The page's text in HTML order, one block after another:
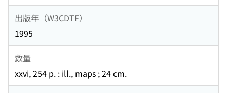
出版年（W3CDTF）
1995
数量
xxvi, 254 p. : ill., maps ; 24 cm.